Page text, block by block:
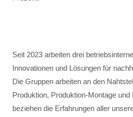
Seit 2023 arbeiten drei
Innovationen und Lösungen für
Die Gruppen arbeiten an den
Produktion, Produktion-Montage
beziehen die Erfahrungen aller